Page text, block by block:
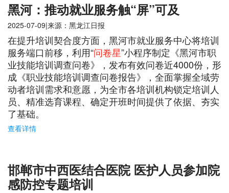
黑河：推动就业服务触“屏”可及
2025-07-09|来源：黑龙江日报
在提升培训契合度方面，黑河市就业服务中心将培训
服务端口前移，利用“问卷星”小程序制定《黑河市职
业技能培训调查问卷》，发布有效问卷近4000份，形
成《职业技能培训调查问卷报告》，全面掌握全域劳
动者培训需求和意愿，为全市各培训机构锁定培训人
员、精准选育课程、确定开班时间提供了依据、夯实
了基础。
查看详情
邯郸市中西医结合医院 医护人员参加院
感防控专题培训